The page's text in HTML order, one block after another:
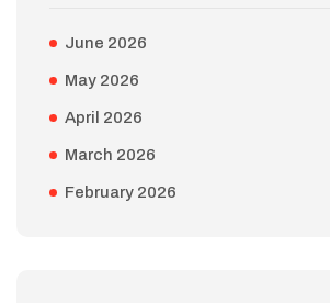
June 2026
May 2026
April 2026
March 2026
February 2026